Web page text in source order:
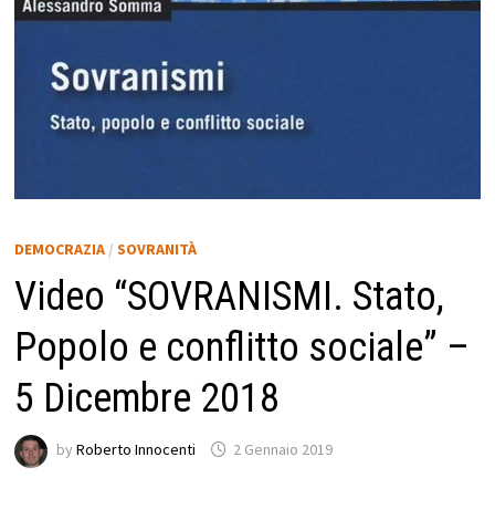
DEMOCRAZIA/ SOVRANITÀ
Video “SOVRANISMI. Stato,
Popolo e conflitto sociale” –
5 Dicembre 2018
by Roberto Innocenti 2 Gennaio 2019